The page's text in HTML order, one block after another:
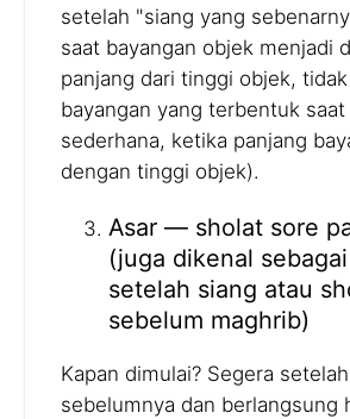
setelah "siang yang
saat bayangan objek menjadi
panjang dari tinggi objek,
bayangan yang terbentuk
sederhana, ketika panjang
dengan tinggi objek).
Asar — sholat sore
(juga dikenal
setelah siang atau
sebelum maghrib)
Kapan dimulai? Segera
sebelumnya dan berlangsung